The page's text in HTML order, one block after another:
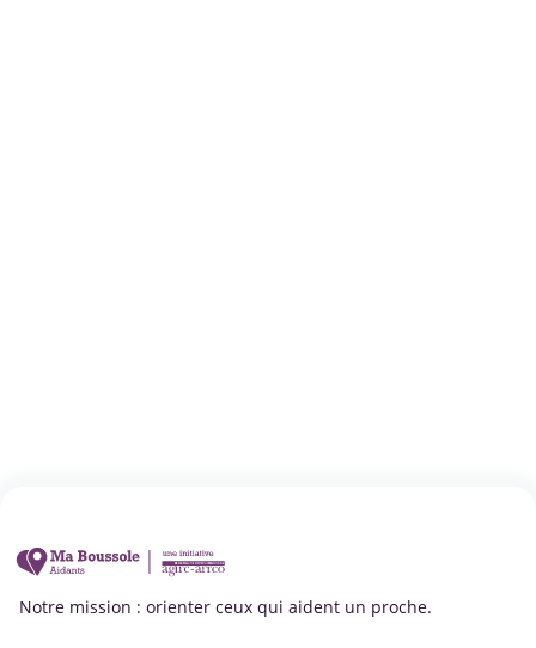
Notre mission : orienter ceux qui aident un proche.